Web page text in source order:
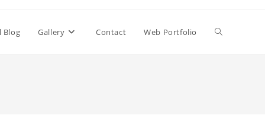
Blog Gallery Contact Web Portfolio Toggle